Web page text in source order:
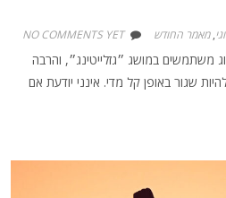
,מאמר החודש NO COMMENTS YET
משתמשים במושג ״גזלייטינג״, והרבה
שגור באופן קל מדי. אינני יודעת אם